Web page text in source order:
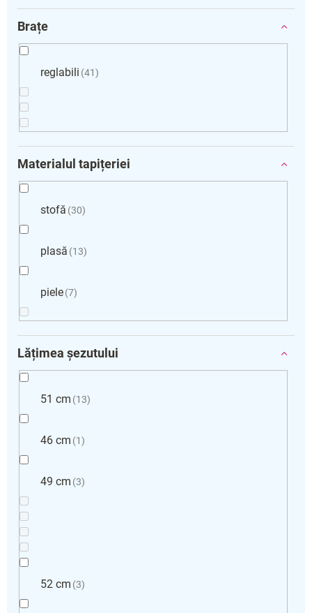
Brațe
reglabili 41
Materialul tapițeriei
stofă 30
plasă 13
piele 7
Lățimea șezutului
51 cm 13
46 cm 1
49 cm 3
52 cm 3